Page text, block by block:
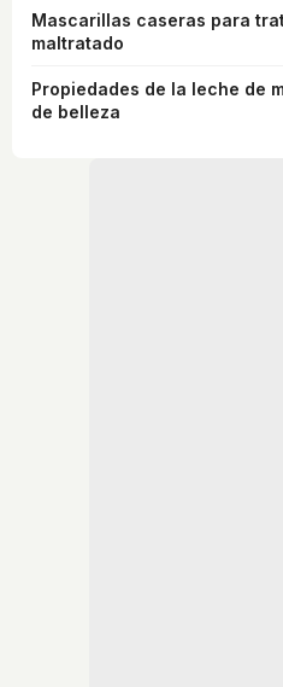
Mascarillas caseras para
maltratado
Propiedades de la leche de
de belleza